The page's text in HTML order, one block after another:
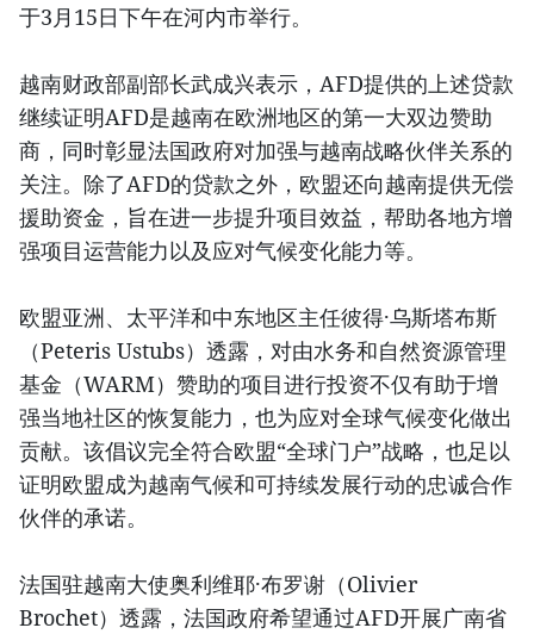
于3月15日下午在河内市举行。
越南财政部副部长武成兴表示，AFD提供的上述贷款
继续证明AFD是越南在欧洲地区的第一大双边赞助
商，同时彰显法国政府对加强与越南战略伙伴关系的
关注。除了AFD的贷款之外，欧盟还向越南提供无偿
援助资金，旨在进一步提升项目效益，帮助各地方增
强项目运营能力以及应对气候变化能力等。
欧盟亚洲、太平洋和中东地区主任彼得·乌斯塔布斯
（Peteris Ustubs）透露，对由水务和自然资源管理
基金（WARM）赞助的项目进行投资不仅有助于增
强当地社区的恢复能力，也为应对全球气候变化做出
贡献。该倡议完全符合欧盟“全球门户”战略，也足以
证明欧盟成为越南气候和可持续发展行动的忠诚合作
伙伴的承诺。
法国驻越南大使奥利维耶·布罗谢（Olivier
Brochet）透露，法国政府希望通过AFD开展广南省